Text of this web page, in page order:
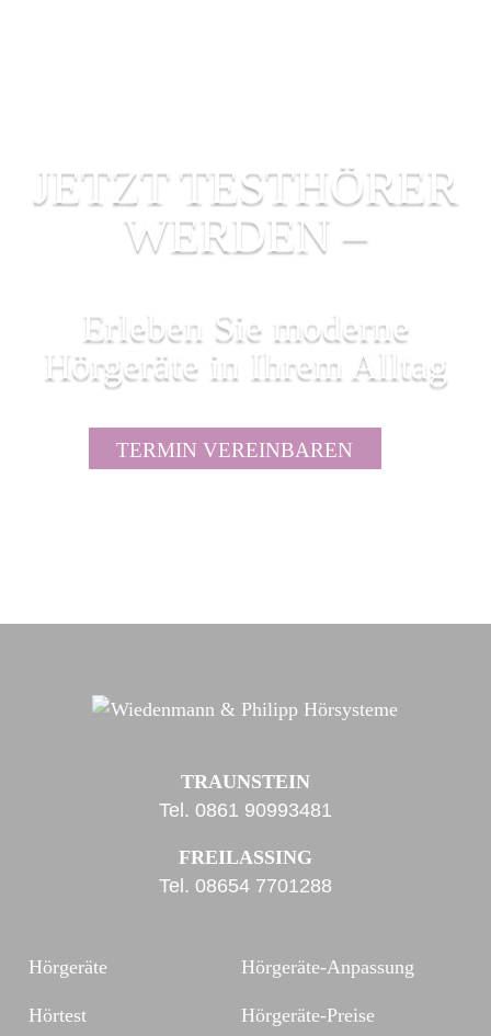
JETZT TESTHÖRER
WERDEN –
Erleben Sie moderne
Hörgeräte in Ihrem Alltag
TERMIN VEREINBAREN
TRAUNSTEIN
Tel. 0861 90993481
FREILASSING
Tel. 08654 7701288
Hörgeräte
Hörtest
Hörgeräte-Anpassung
Hörgeräte-Preise